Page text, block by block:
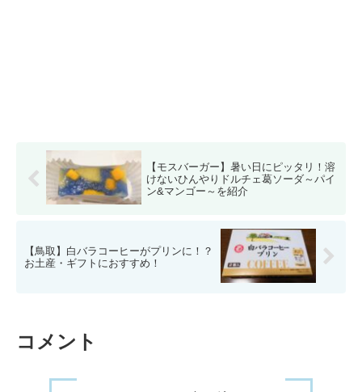
【モスバーガー】暑い日にピッタリ！溶
けないひんやりドルチェ葛ソーダ～パイ
ン&マンゴー～を紹介
【鳥取】白バラコーヒーがプリンに！？
お土産・ギフトにおすすめ！
コメント